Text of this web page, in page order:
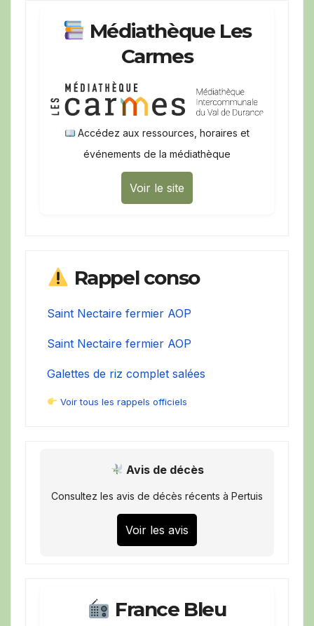
Médiathèque Les
Carmes
Accédez aux ressources, horaires et
événements de la médiathèque
Voir le site
Rappel conso
Saint Nectaire fermier AOP
Saint Nectaire fermier AOP
Galettes de riz complet salées
Voir tous les rappels officiels
Avis de décès
Consultez les avis de décès récents à Pertuis
Voir les avis
France Bleu